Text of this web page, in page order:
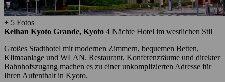
+ 5 Fotos
Keihan Kyoto Grande, Kyoto 4 Nächte Hotel im westlichen Stil
Großes Stadthotel mit modernen Zimmern, bequemen Betten,
Klimaanlage und WLAN. Restaurant, Konferenzräume und direkter
Bahnhofszugang machen es zu einer unkomplizierten Adresse für
Ihren Aufenthalt in Kyoto.